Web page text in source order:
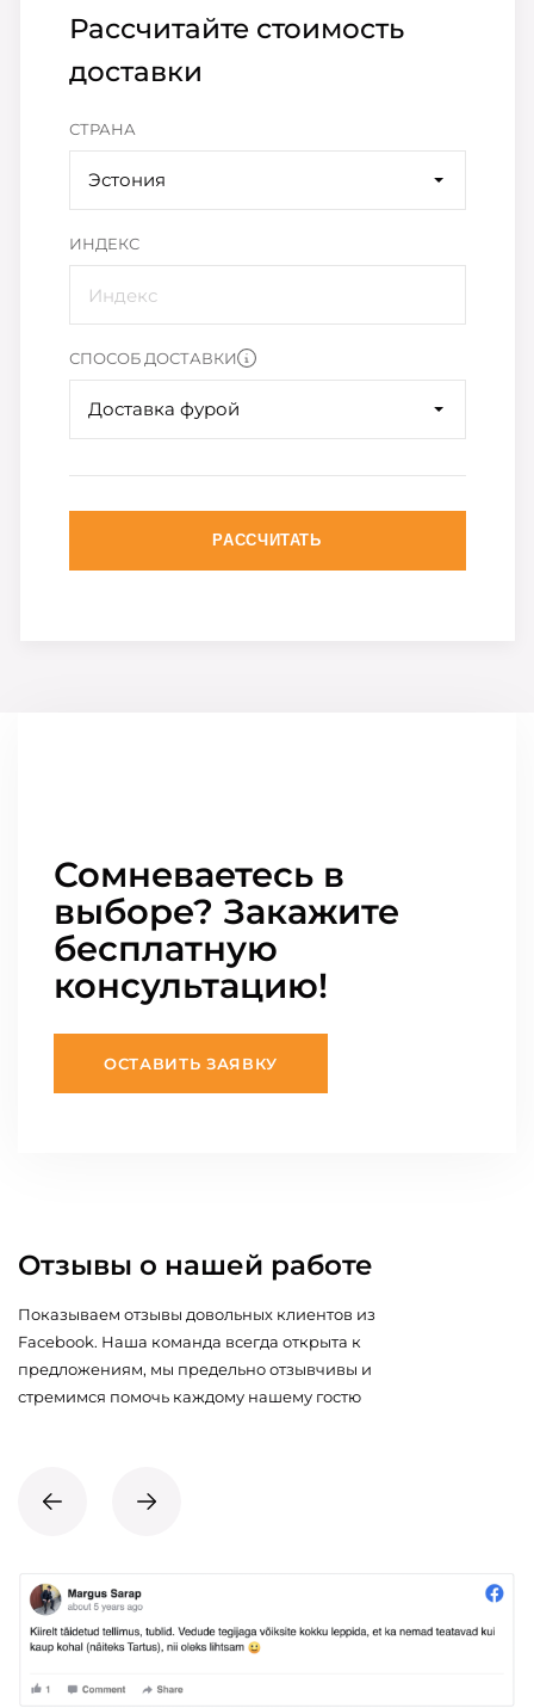
Рассчитайте стоимость
доставки
СТРАНА
Эстония
ИНДЕКС
СПОСОБ ДОСТАВКИ
Доставка фурой
РАССЧИТАТЬ
Сомневаетесь в
выборе? Закажите
бесплатную
консультацию!
ОСТАВИТЬ ЗАЯВКУ
Отзывы о нашей работе
Показываем отзывы довольных клиентов из
Facebook. Наша команда всегда открыта к
предложениям, мы предельно отзывчивы и
стремимся помочь каждому нашему гостю